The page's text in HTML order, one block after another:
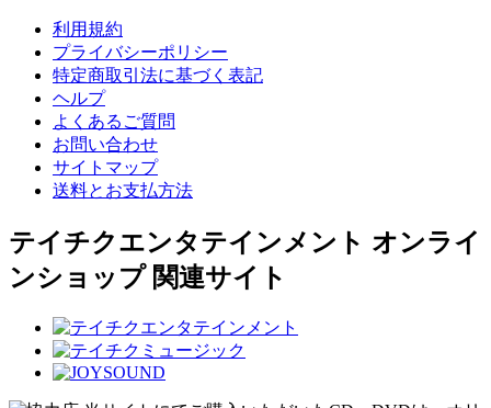
利用規約
プライバシーポリシー
特定商取引法に基づく表記
ヘルプ
よくあるご質問
お問い合わせ
サイトマップ
送料とお支払方法
テイチクエンタテインメント オンライ
ンショップ 関連サイト